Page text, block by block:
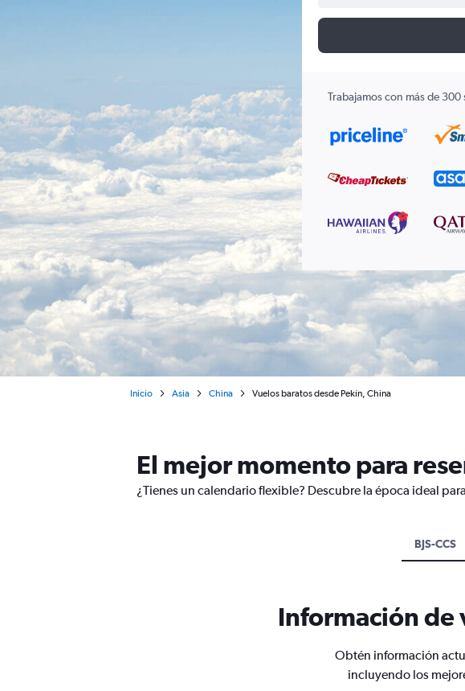
Trabajamos con más de
Inicio Asia China Vuelos baratos desde Pekín, China
El mejor momento para
¿Tienes un calendario flexible? Descubre la época ideal
BJS-CCS
Información de
Obtén información
incluyendo los